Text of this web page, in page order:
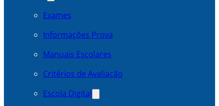
Exames
Informações Prova
Manuais Escolares
Critérios de Avaliação
Escola Digital